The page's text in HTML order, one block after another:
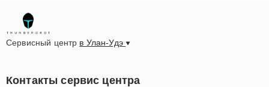
Сервисный центр в Улан-Удэ
Контакты сервис центра